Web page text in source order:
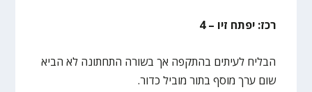
רכז: יפתח זיו – 4
הבליח לעיתים בהתקפה אך בשורה התחתונה לא הביא
שום ערך מוסף בתור מוביל כדור.